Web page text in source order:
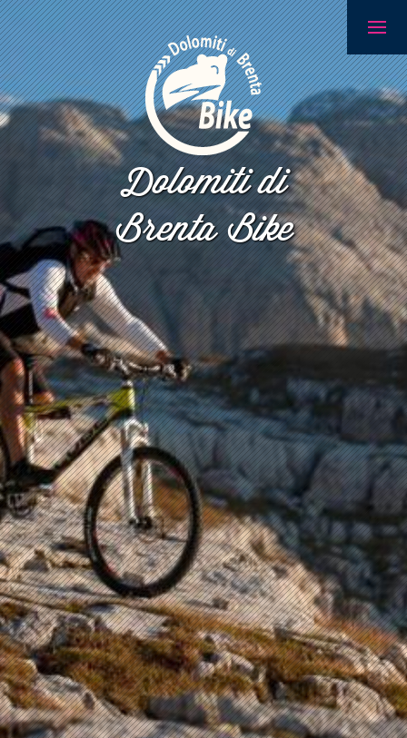
Dolomiti di
Brenta Bike